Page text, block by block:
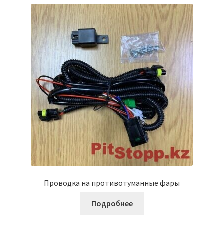
Проводка на противотуманные фары
Подробнее